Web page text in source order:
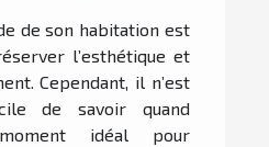
de son habitation est
l’esthétique et
Cependant, il n’est
de savoir quand
idéal pour